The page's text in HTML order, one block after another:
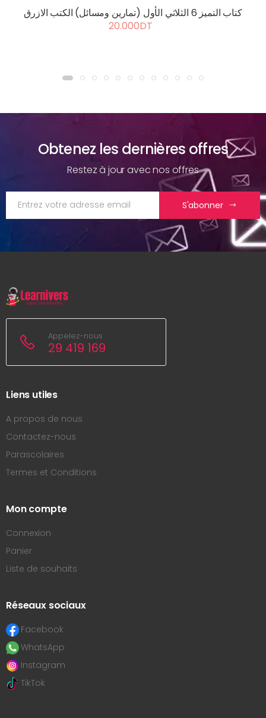
كتاب التميز 6 الثلاثي الأول (تمارين ومسائل) الكتب الازرق
20.000DT
Obtenez les dernières offres
Restez à jour avec nos offres
S'abonner
Appelez-nous
29 419 169
Liens utiles
A propos de nous
Contactez-nous
Parascolaires
Termes et Conditions
Mon compte
Connexion
Panier
Liste de souhaits
Réseaux sociaux
Facebook
WhatsApp
Instagram
TikTok